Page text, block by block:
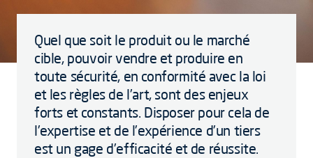
Quel que soit le produit ou le marché
cible, pouvoir vendre et produire en
toute sécurité, en conformité avec la loi
et les règles de l’art, sont des enjeux
forts et constants. Disposer pour cela de
l’expertise et de l’expérience d’un tiers
est un gage d’efficacité et de réussite.